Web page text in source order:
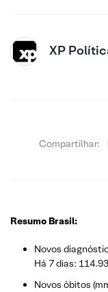
XP
Compartilhar:
Resumo Brasil:
Novos
Há 7 dias:
Novos óbitos